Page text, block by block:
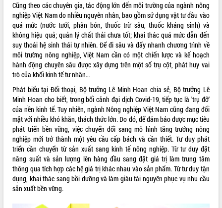
Lễ truy điệu và an táng hài cốt liệt sĩ
tại Nghĩa trang Liệt sĩ xã Sơn Hòa
Bàn giải pháp tháo gỡ khó khăn trong
xuất khẩu sầu riêng và triển khai quy
định EUDR
Thứ trưởng Bộ Nông nghiệp và Môi
trường Nguyễn Hoàng Hiệp khảo sát
vùng trồng và doanh nghiệp đóng gói
sầu riêng tại Đắk Lắk
Trình diễn nghệ thuật chế biến các
món ăn từ sầu riêng
Đắk Lắk công bố Quy hoạch và xúc
tiến đầu tư tỉnh
Ngành cá ngừ Đắk Lắk chủ động thích
ứng để giữ vững thị trường xuất khẩu
Diễn đàn Kinh tế tư nhân Việt Nam đột
phá cơ chế - Hợp tác công tư
Đề án 06 tạo bước ngoặt đột phá trong
THỐNG KÊ TRUY CẬP
Hôm nay:
10484
Tất cả:
66023224
Cũng theo các chuyên gia, tác động lớn đến môi trường của ngành nông
nghiệp Việt Nam do nhiều nguyên nhân, bao gồm sử dụng vật tư đầu vào
quá mức (nước tưới, phân bón, thuốc trừ sâu, thuốc kháng sinh) và
không hiệu quả; quản lý chất thải chưa tốt; khai thác quá mức dẫn đến
suy thoái hệ sinh thái tự nhiên. Để đi sâu và đẩy nhanh chương trình về
môi trường nông nghiệp, Việt Nam cần có một chiến lược và kế hoạch
hành động chuyên sâu được xây dựng trên một số trụ cột, phát huy vai
trò của khối kinh tế tư nhân…
Phát biểu tại Đối thoại, Bộ trưởng Lê Minh Hoan chia sẻ, Bộ trưởng Lê
Minh Hoan cho biết, trong bối cảnh đại dịch Covid-19, tiếp tục là 'trụ đỡ'
của nền kinh tế. Tuy nhiên, ngành Nông nghiệp Việt Nam cũng đang đối
mặt với nhiều khó khăn, thách thức lớn. Do đó, để đảm bảo được mục tiêu
phát triển bền vững, việc chuyển đổi sang mô hình tăng trưởng nông
nghiệp mới trở thành một yêu cầu cấp bách và cần thiết. Tư duy phát
triển cần chuyển từ sản xuất sang kinh tế nông nghiệp. Từ tư duy đặt
năng suất và sản lượng lên hàng đầu sang đặt giá trị làm trung tâm
thông qua tích hợp các hệ giá trị khác nhau vào sản phẩm. Từ tư duy tận
dụng, khai thác sang bồi dưỡng và làm giàu tài nguyên phục vụ nhu cầu
sản xuất bền vững.